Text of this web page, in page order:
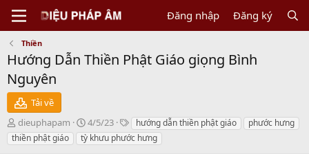
Đăng nhập Đăng ký
Thiền
Hướng Dẫn Thiền Phật Giáo giọng Bình
Nguyên
Tải về
N
g
ư
dieuphapam
C
r
e
4/5/23
T
a
g
hướng dẫn thiền phật giáo
phước hưng
thiền phật giáo
tỳ khưu phước hưng